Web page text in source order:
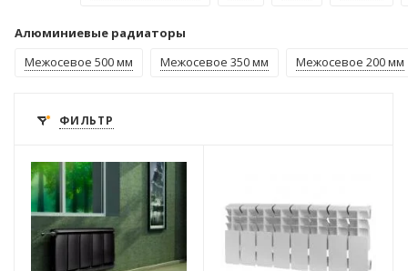
Алюминиевые радиаторы
Межосевое 500 мм
Межосевое 350 мм Межосевое 200 мм
ФИЛЬТР